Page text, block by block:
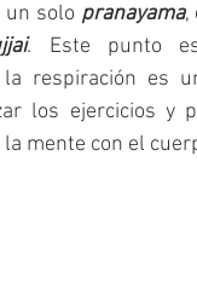
un solo pranayama,
. Este punto
respiración es
los ejercicios y
mente con el